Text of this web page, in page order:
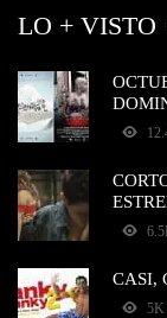
LO + VISTO
CASI,
5K